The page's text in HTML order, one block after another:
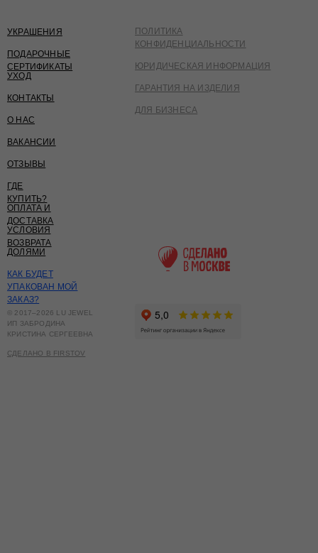
ПОЛИТИКА
КОНФИДЕНЦИАЛЬНОСТИ
ЮРИДИЧЕСКАЯ ИНФОРМАЦИЯ
ГАРАНТИЯ НА ИЗДЕЛИЯ
ДЛЯ БИЗНЕСА
© 2017–2026 LU JEWEL
ИП ЗАБРОДИНА
КРИСТИНА СЕРГЕЕВНА
СДЕЛАНО В FIRSTOV
УКРАШЕНИЯ
ПОДАРОЧНЫЕ
СЕРТИФИКАТЫ
КОНТАКТЫ
О НАС
ОПЛАТА И
ДОСТАВКА
УСЛОВИЯ
ВОЗВРАТА
УХОД
ОТЗЫВЫ
ГДЕ
КУПИТЬ?
КАК БУДЕТ
УПАКОВАН МОЙ
ЗАКАЗ?
ВАКАНСИИ
ДОЛЯМИ